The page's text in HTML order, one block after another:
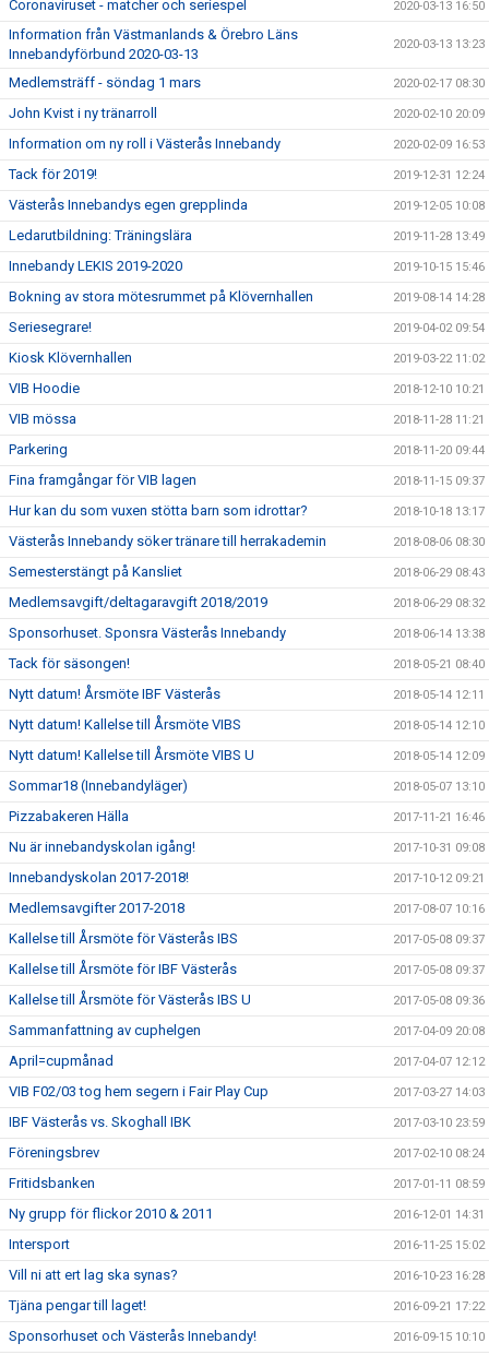
Coronaviruset - matcher och seriespel 2020-03-13 16:50
Information från Västmanlands & Örebro Läns
Innebandyförbund 2020-03-13
2020-03-13 13:23
Medlemsträff - söndag 1 mars 2020-02-17 08:30
John Kvist i ny tränarroll 2020-02-10 20:09
Information om ny roll i Västerås Innebandy 2020-02-09 16:53
Tack för 2019! 2019-12-31 12:24
Västerås Innebandys egen grepplinda 2019-12-05 10:08
Ledarutbildning: Träningslära 2019-11-28 13:49
Innebandy LEKIS 2019-2020 2019-10-15 15:46
Bokning av stora mötesrummet på Klövernhallen 2019-08-14 14:28
Seriesegrare! 2019-04-02 09:54
Kiosk Klövernhallen 2019-03-22 11:02
VIB Hoodie 2018-12-10 10:21
VIB mössa 2018-11-28 11:21
Parkering 2018-11-20 09:44
Fina framgångar för VIB lagen 2018-11-15 09:37
Hur kan du som vuxen stötta barn som idrottar? 2018-10-18 13:17
Västerås Innebandy söker tränare till herrakademin 2018-08-06 08:30
Semesterstängt på Kansliet 2018-06-29 08:43
Medlemsavgift/deltagaravgift 2018/2019 2018-06-29 08:32
Sponsorhuset. Sponsra Västerås Innebandy 2018-06-14 13:38
Tack för säsongen! 2018-05-21 08:40
Nytt datum! Årsmöte IBF Västerås 2018-05-14 12:11
Nytt datum! Kallelse till Årsmöte VIBS 2018-05-14 12:10
Nytt datum! Kallelse till Årsmöte VIBS U 2018-05-14 12:09
Sommar18 (Innebandyläger) 2018-05-07 13:10
Pizzabakeren Hälla 2017-11-21 16:46
Nu är innebandyskolan igång! 2017-10-31 09:08
Innebandyskolan 2017-2018! 2017-10-12 09:21
Medlemsavgifter 2017-2018 2017-08-07 10:16
Kallelse till Årsmöte för Västerås IBS 2017-05-08 09:37
Kallelse till Årsmöte för IBF Västerås 2017-05-08 09:37
Kallelse till Årsmöte för Västerås IBS U 2017-05-08 09:36
Sammanfattning av cuphelgen 2017-04-09 20:08
April=cupmånad 2017-04-07 12:12
VIB F02/03 tog hem segern i Fair Play Cup 2017-03-27 14:03
IBF Västerås vs. Skoghall IBK 2017-03-10 23:59
Föreningsbrev 2017-02-10 08:24
Fritidsbanken 2017-01-11 08:59
Ny grupp för flickor 2010 & 2011 2016-12-01 14:31
Intersport 2016-11-25 15:02
Vill ni att ert lag ska synas? 2016-10-23 16:28
Tjäna pengar till laget! 2016-09-21 17:22
Sponsorhuset och Västerås Innebandy! 2016-09-15 10:10